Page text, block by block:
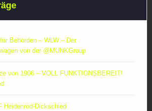
Behörden – WLW – Der
von der ‪@MUNKGroup‬
von 1906 – VOLL FUNKTIONSBEREIT!
Heidenrod-Dickschied